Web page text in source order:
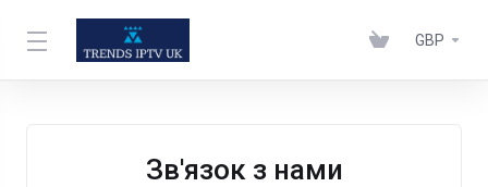
GBP
Зв'язок з нами